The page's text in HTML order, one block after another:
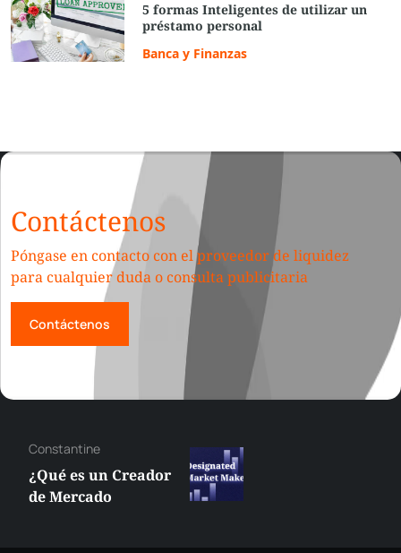
5 formas Inteligentes de utilizar un
préstamo personal
Banca y Finanzas
Contáctenos
Póngase en contacto con el proveedor de liquidez
para cualquier duda o consulta publicitaria
Contáctenos
Alexander
¿Qué es el Índice de
Temporada de